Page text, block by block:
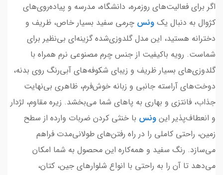
اگر برای فعالیت‌های روزمره، دانشگاه، مدرسه و پیاده‌روی‌های
کژوال به دنبال یک ونس چرمی سفید بسیار خاص، ظریف و
دخترانه هستید، این مدل گلدوزی‌شده گزینه‌ای بی‌نظیر برای
شماست. رویه باکیفیت از جنس چرم مصنوعی نرم همراه با
گلدوزی‌های بسیار ظریف و زیبای شکوفه‌های آبی‌رنگ روی بدنه،
دوخت‌های آراسته جانبی و زبانه خوش‌فرم، ظاهری بی‌نهایت
جذاب، فانتزی و بهاری به پاهای شما می‌بخشد. زیره مقاوم، لژدار
و انعطاف‌پذیر این ونس با خنثی کردن ضربات وارده از سطح
زمین، راحتی کاملی را در راه رفتن‌های طولانی‌مدت فراهم
می‌سازد. رنگ سفید و همه‌کاره این محصول به شما امکان
می‌دهد تا آن را به راحتی با انواع شلوارهای جین، کتان،